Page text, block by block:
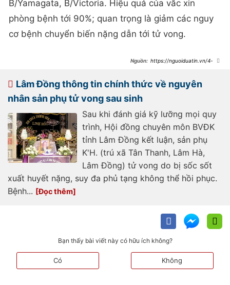
B/Yamagata, B/Victoria. Hiệu quả của vắc xin
phòng bệnh tới 90%; quan trọng là giảm các nguy
cơ bệnh chuyển biến nặng dẫn tới tử vong.
https://nguoiduatin.vn/4-
nhu-the-nao-
204241126163626075.htm
Lâm Đồng thông tin chính thức về nguyên
nhân sản phụ tử vong sau sinh
Sau khi đánh giá kỹ lưỡng mọi quy
trình, Hội đồng chuyên môn BVĐK
tỉnh Lâm Đồng kết luận, sản phụ
K'H. (trú xã Tân Thanh, Lâm Hà,
Lâm Đồng) tử vong do bị sốc sốt
xuất huyết nặng, suy đa phủ tạng không thể hồi phục.
Bệnh...
Bạn thấy bài viết này có hữu ích không?
Có Không